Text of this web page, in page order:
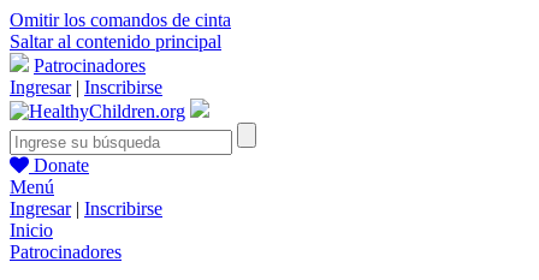
Omitir los comandos de cinta
Saltar al contenido principal
Patrocinadores
Ingresar| Inscribirse
Donate
Menú
Ingresar| Inscribirse
Inicio
Patrocinadores